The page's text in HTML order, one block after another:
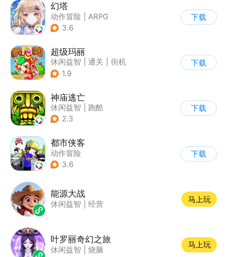
幻塔
动作冒险
ARPG
| 奇幻
3.6
下载
超级玛丽
休闲益智 通关
街机
| 儿童游戏
1.9
下载
神庙逃亡
休闲益智
跑酷
| 欧美风
2.3
下载
都市侠客
动作冒险
| 第一人称射击
3.6
下载
能源大战
休闲益智 经营
马上玩
叶罗丽奇幻之旅
休闲益智 烧脑
马上玩